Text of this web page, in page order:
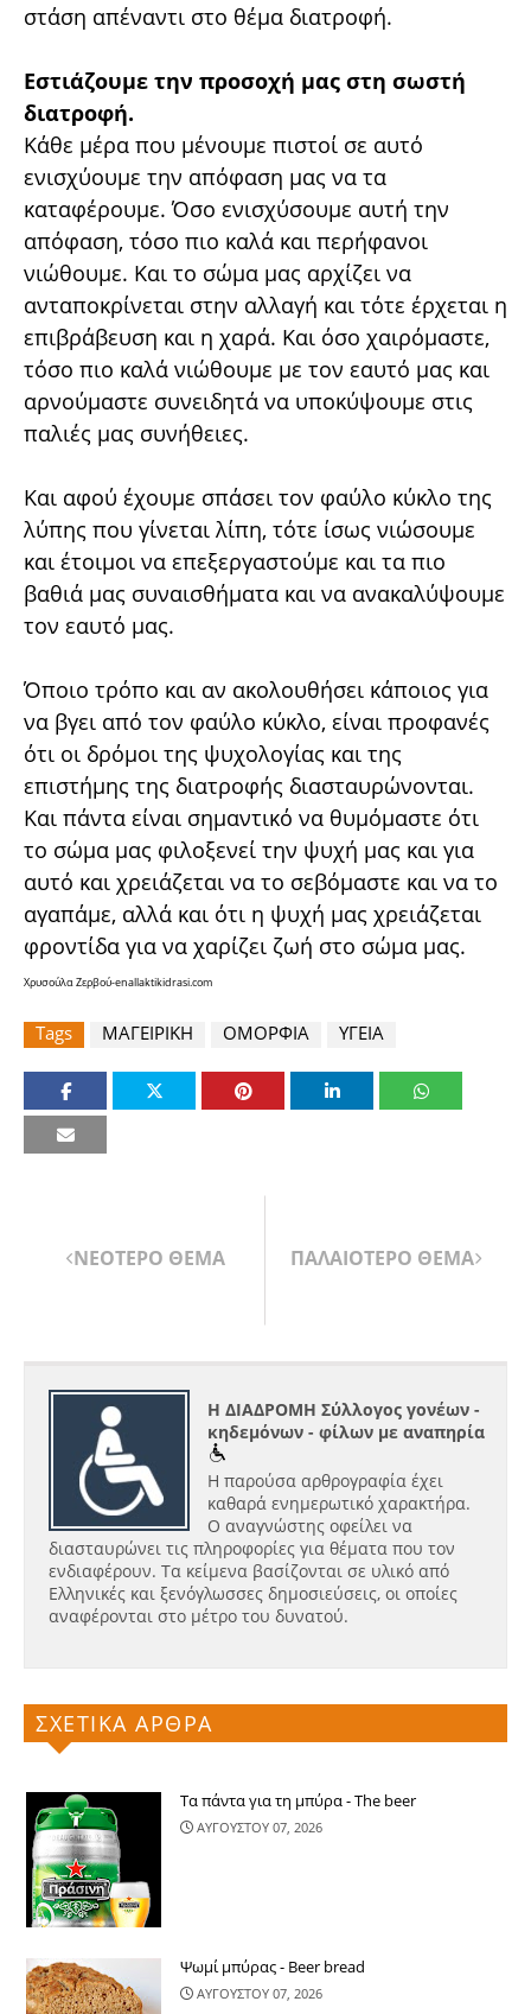
στάση απέναντι στο θέμα διατροφή.
Εστιάζουμε την προσοχή μας στη σωστή
διατροφή.
Κάθε μέρα που μένουμε πιστοί σε αυτό
ενισχύουμε την απόφαση μας να τα
καταφέρουμε. Όσο ενισχύσουμε αυτή την
απόφαση, τόσο πιο καλά και περήφανοι
νιώθουμε. Και το σώμα μας αρχίζει να
ανταποκρίνεται στην αλλαγή και τότε έρχεται η
επιβράβευση και η χαρά. Και όσο χαιρόμαστε,
τόσο πιο καλά νιώθουμε με τον εαυτό μας και
αρνούμαστε συνειδητά να υποκύψουμε στις
παλιές μας συνήθειες.
Και αφού έχουμε σπάσει τον φαύλο κύκλο της
λύπης που γίνεται λίπη, τότε ίσως νιώσουμε
και έτοιμοι να επεξεργαστούμε και τα πιο
βαθιά μας συναισθήματα και να ανακαλύψουμε
τον εαυτό μας.
Όποιο τρόπο και αν ακολουθήσει κάποιος για
να βγει από τον φαύλο κύκλο, είναι προφανές
ότι οι δρόμοι της ψυχολογίας και της
επιστήμης της διατροφής διασταυρώνονται.
Και πάντα είναι σημαντικό να θυμόμαστε ότι
το σώμα μας φιλοξενεί την ψυχή μας και για
αυτό και χρειάζεται να το σεβόμαστε και να το
αγαπάμε, αλλά και ότι η ψυχή μας χρειάζεται
φροντίδα για να χαρίζει ζωή στο σώμα μας.
Χρυσούλα Ζερβού-enallaktikidrasi.com
Tags ΜΑΓΕΙΡΙΚΗ ΟΜΟΡΦΙΑ ΥΓΕΙΑ
ΝΕΟΤΕΡΟ ΘΕΜΑ ΠΑΛΑΙΟΤΕΡΟ ΘΕΜΑ
Η ΔΙΑΔΡΟΜΗ Σύλλογος γονέων -
κηδεμόνων - φίλων με αναπηρία
Η παρούσα αρθρογραφία έχει
καθαρά ενημερωτικό χαρακτήρα.
Ο αναγνώστης οφείλει να
διασταυρώνει τις πληροφορίες για θέματα που τον
ενδιαφέρουν. Τα κείμενα βασίζονται σε υλικό από
Ελληνικές και ξενόγλωσσες δημοσιεύσεις, οι οποίες
αναφέρονται στο μέτρο του δυνατού.
ΣΧΕΤΙΚΑ ΑΡΘΡΑ
Τα πάντα για τη μπύρα - The beer
ΑΥΓΟΥΣΤΟΥ 07, 2026
Ψωμί μπύρας - Beer bread
ΑΥΓΟΥΣΤΟΥ 07, 2026